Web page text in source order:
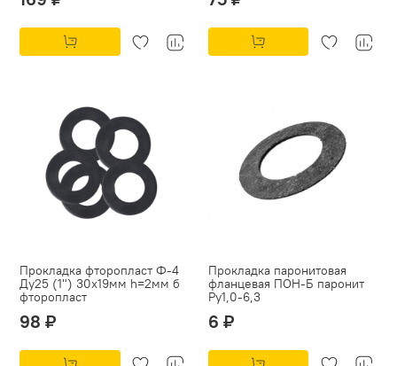
Прокладка фторопласт Ф-4
Ду25 (1") 30х19мм h=2мм б
фторопласт
98 ₽
Прокладка паронитовая
фланцевая ПОН-Б паронит
Py1,0-6,3
6 ₽